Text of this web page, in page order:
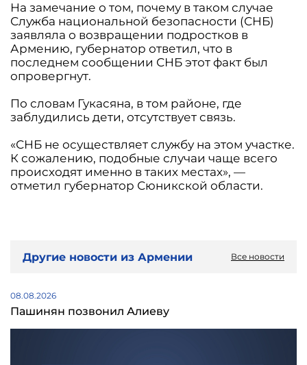
На замечание о том, почему в таком случае
Служба национальной безопасности (СНБ)
заявляла о возвращении подростков в
Армению, губернатор ответил, что в
последнем сообщении СНБ этот факт был
опровергнут.
По словам Гукасяна, в том районе, где
заблудились дети, отсутствует связь.
«СНБ не осуществляет службу на этом участке.
К сожалению, подобные случаи чаще всего
происходят именно в таких местах», —
отметил губернатор Сюникской области.
Другие новости из Армении Все новости
08.08.2026
Пашинян позвонил Алиеву